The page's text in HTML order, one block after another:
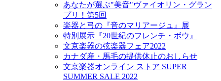
あなたが選ぶ"美音"ヴァイオリン・グラン
プリ！第5回
楽器と弓の『音のマリアージュ』展
特別展示『20世紀のフレンチ・ボウ』
文京楽器の弦楽器フェア2022
カナダ産・馬毛の提供休止のおしらせ
文京楽器オンライン ストア SUPER
SUMMER SALE 2022